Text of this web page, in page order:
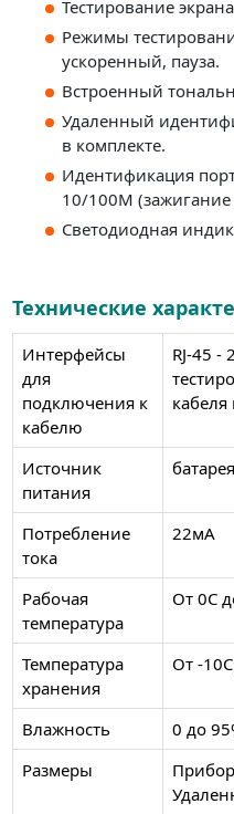
Тестирование
Режимы
ускоренный, пауза.
Встроенный
Удаленный
в комплекте.
Идентификация
10/100M (зажигание
Светодиодная
Технические
Интерфейсы
для
подключения к
кабелю
RJ-45 -
кабеля
Источник
питания
Потребление
тока
22мА
Рабочая
температура
От 0C
Температура
хранения
От -
Влажность
0 до
Размеры